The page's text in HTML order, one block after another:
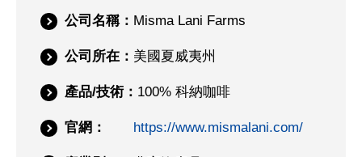
公司名稱： Misma Lani Farms
公司所在： 美國夏威夷州
產品/技術： 100% 科納咖啡
官網： https://www.mismalani.com/